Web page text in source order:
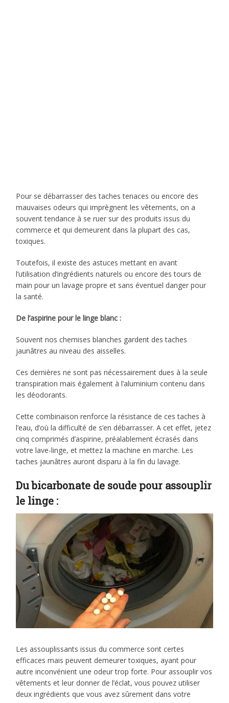
Pour se débarrasser des taches tenaces ou encore des
mauvaises odeurs qui imprègnent les vêtements, on a
souvent tendance à se ruer sur des produits issus du
commerce et qui demeurent dans la plupart des cas,
toxiques.
Toutefois, il existe des astuces mettant en avant
l’utilisation d’ingrédients naturels ou encore des tours de
main pour un lavage propre et sans éventuel danger pour
la santé.
De l’aspirine pour le linge blanc :
Souvent nos chemises blanches gardent des taches
jaunâtres au niveau des aisselles.
Ces dernières ne sont pas nécessairement dues à la seule
transpiration mais également à l’aluminium contenu dans
les déodorants.
Cette combinaison renforce la résistance de ces taches à
l’eau, d’où la difficulté de s’en débarrasser. A cet effet, jetez
cinq comprimés d’aspirine, préalablement écrasés dans
votre lave-linge, et mettez la machine en marche. Les
taches jaunâtres auront disparu à la fin du lavage.
Du bicarbonate de soude pour assouplir
le linge :
Les assouplissants issus du commerce sont certes
efficaces mais peuvent demeurer toxiques, ayant pour
autre inconvénient une odeur trop forte. Pour assouplir vos
vêtements et leur donner de l’éclat, vous pouvez utiliser
deux ingrédients que vous avez sûrement dans votre